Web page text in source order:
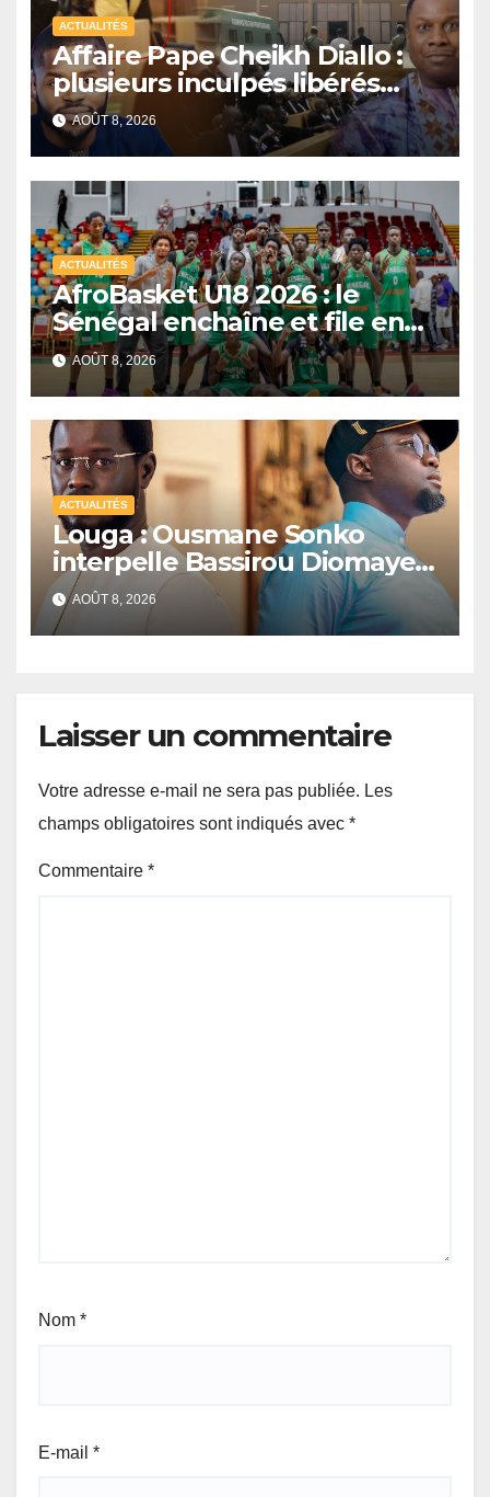
ACTUALITÉS
Affaire Pape Cheikh Diallo :
plusieurs inculpés libérés
après un non-lieu partiel
AOÛT 8, 2026
ACTUALITÉS
AfroBasket U18 2026 : le
Sénégal enchaîne et file en
quarts de finale
AOÛT 8, 2026
ACTUALITÉS
Louga : Ousmane Sonko
interpelle Bassirou Diomaye
Faye sur la date des élections
locales
AOÛT 8, 2026
Laisser un commentaire
Votre adresse e-mail ne sera pas publiée. Les
champs obligatoires sont indiqués avec *
Commentaire *
Nom *
E-mail *